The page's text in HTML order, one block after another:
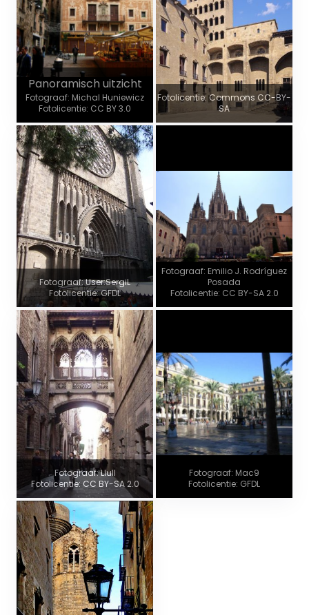
Panoramisch uitzicht
Fotograaf: Michal Huniewicz
Fotolicentie: CC BY 3.0
Fotolicentie: Commons CC-BY-
SA
Fotograaf: User:SergiL
Fotolicentie: GFDL
Fotograaf: Emilio J. Rodríguez
Posada
Fotolicentie: CC BY-SA 2.0
Fotograaf: Llull
Fotolicentie: CC BY-SA 2.0
Fotograaf: Mac9
Fotolicentie: GFDL